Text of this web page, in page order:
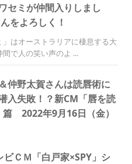
セミが仲間入りしまし
をよろしく！
」はオーストラリアに棲息する大
で人の笑い声のよ ...
仲野太賀さんは読唇術に
入失敗！？新CM「唇を読
2022年9月16日（金）
映開始
Ｍ「白戸家×SPY」シ